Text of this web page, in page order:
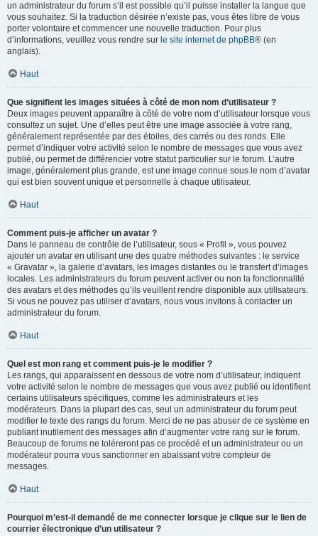
un administrateur du forum s’il est possible qu’il puisse installer la langue que
vous souhaitez. Si la traduction désirée n’existe pas, vous êtes libre de vous
porter volontaire et commencer une nouvelle traduction. Pour plus
d’informations, veuillez vous rendre sur le site internet de phpBB® (en
anglais).
Haut
Que signifient les images situées à côté de mon nom d’utilisateur ?
Deux images peuvent apparaître à côté de votre nom d’utilisateur lorsque vous
consultez un sujet. Une d’elles peut être une image associée à votre rang,
généralement représentée par des étoiles, des carrés ou des ronds. Elle
permet d’indiquer votre activité selon le nombre de messages que vous avez
publié, ou permet de différencier votre statut particulier sur le forum. L’autre
image, généralement plus grande, est une image connue sous le nom d’avatar
qui est bien souvent unique et personnelle à chaque utilisateur.
Haut
Comment puis-je afficher un avatar ?
Dans le panneau de contrôle de l’utilisateur, sous « Profil », vous pouvez
ajouter un avatar en utilisant une des quatre méthodes suivantes : le service
« Gravatar », la galerie d’avatars, les images distantes ou le transfert d’images
locales. Les administrateurs du forum peuvent activer ou non la fonctionnalité
des avatars et des méthodes qu’ils veuillent rendre disponible aux utilisateurs.
Si vous ne pouvez pas utiliser d’avatars, nous vous invitons à contacter un
administrateur du forum.
Haut
Quel est mon rang et comment puis-je le modifier ?
Les rangs, qui apparaissent en dessous de votre nom d’utilisateur, indiquent
votre activité selon le nombre de messages que vous avez publié ou identifient
certains utilisateurs spécifiques, comme les administrateurs et les
modérateurs. Dans la plupart des cas, seul un administrateur du forum peut
modifier le texte des rangs du forum. Merci de ne pas abuser de ce système en
publiant inutilement des messages afin d’augmenter votre rang sur le forum.
Beaucoup de forums ne toléreront pas ce procédé et un administrateur ou un
modérateur pourra vous sanctionner en abaissant votre compteur de
messages.
Haut
Pourquoi m’est-il demandé de me connecter lorsque je clique sur le lien de
courrier électronique d’un utilisateur ?